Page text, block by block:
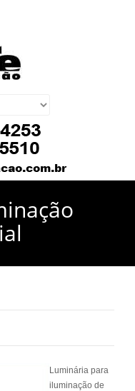
Luminária para
iluminação de